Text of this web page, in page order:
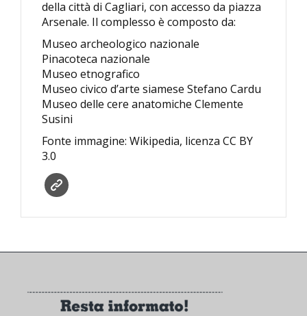
della città di Cagliari, con accesso da piazza
Arsenale. Il complesso è composto da:
Museo archeologico nazionale
Pinacoteca nazionale
Museo etnografico
Museo civico d’arte siamese Stefano Cardu
Museo delle cere anatomiche Clemente
Susini
Fonte immagine: Wikipedia, licenza CC BY
3.0